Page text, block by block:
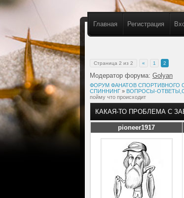
Главная Регистрация
Страница 2 из 2 « 1 2
Модератор форума: Golyan
ФОРУМ ФАНАТОВ СПОРТИВНОГО
СПИННИНГ » ВОПРОСЫ-
пойму что происходит
КАКАЯ-ТО ПРОБЛЕМА С
pioneer1917